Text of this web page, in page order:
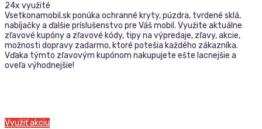
24x využité
Vsetkonamobil.sk ponúka ochranné kryty, púzdra, tvrdené sklá,
nabíjačky a ďalšie príslušenstvo pre Váš mobil. Využite aktuálne
zľavové kupóny a zľavové kódy, tipy na výpredaje, zľavy, akcie,
možnosti dopravy zadarmo, ktoré potešia každého zákazníka.
Vďaka týmto zľavovým kupónom nakupujete ešte lacnejšie a
oveľa výhodnejšie!
Využiť akciu